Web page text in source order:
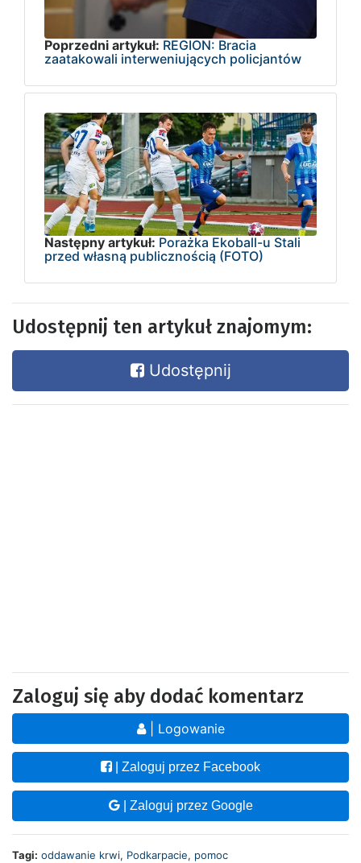
Poprzedni artykuł: REGION: Bracia
zaatakowali interweniujących policjantów
Następny artykuł: Porażka Ekoball-u Stali
przed własną publicznością (FOTO)
Udostępnij ten artykuł znajomym:
Udostępnij
Zaloguj się aby dodać komentarz
| Logowanie
| Zaloguj przez Facebook
| Zaloguj przez Google
Tagi: oddawanie krwi, Podkarpacie, pomoc